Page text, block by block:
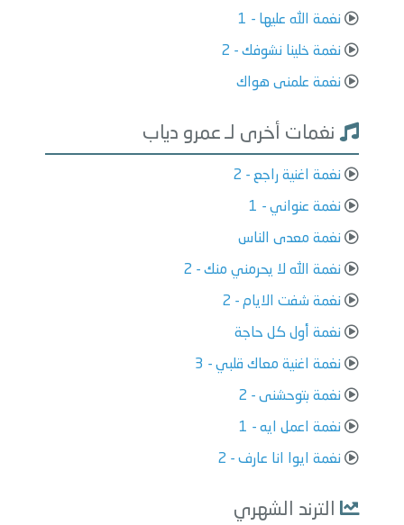
نغمة الله عليها - 1
نغمة خلينا نشوفك - 2
نغمة علمنى هواك
نغمات أخرى لـ عمرو دياب
نغمة اغنية راجع - 2
نغمة عنواني - 1
نغمة معدى الناس
نغمة الله لا يحرمني منك - 2
نغمة شفت الايام - 2
نغمة أول كل حاجة
نغمة اغنية معاك قلبي - 3
نغمة بتوحشنى - 2
نغمة اعمل ايه - 1
نغمة ايوا انا عارف - 2
الترند الشهري